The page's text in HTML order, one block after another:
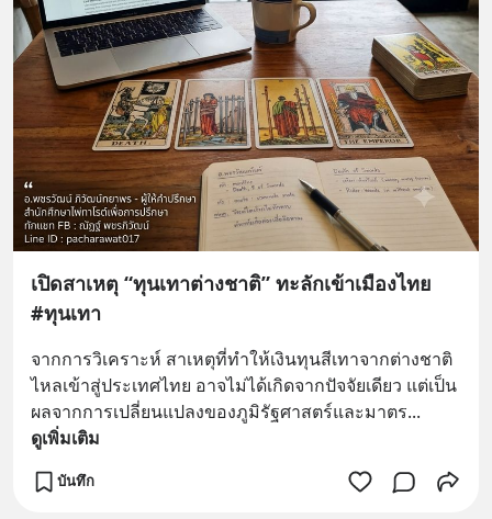
เปิดสาเหตุ “ทุนเทาต่างชาติ” ทะลักเข้าเมืองไทย
#ทุนเทา
จากการวิเคราะห์ สาเหตุที่ทำให้เงินทุนสีเทาจากต่างชาติ
ไหลเข้าสู่ประเทศไทย อาจไม่ได้เกิดจากปัจจัยเดียว แต่เป็น
ผลจากการเปลี่ยนแปลงของภูมิรัฐศาสตร์และมาตร...
ดูเพิ่มเติม
บันทึก